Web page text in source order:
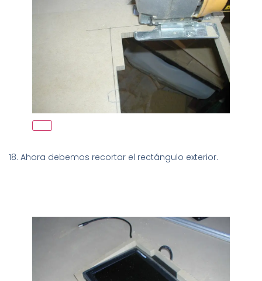
18. Ahora debemos recortar el rectángulo exterior.